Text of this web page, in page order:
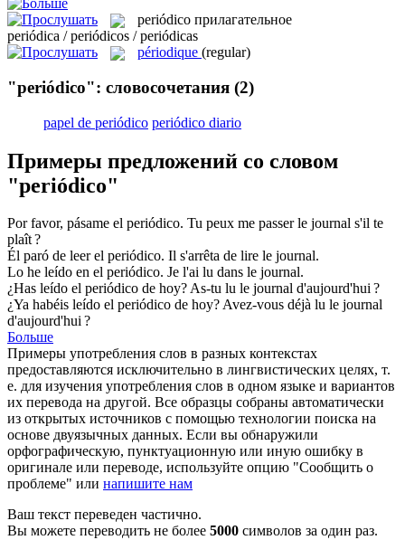
periódico прилагательное
periódica / periódicos / periódicas
périodique (regular)
"periódico": словосочетания (2)
papel de periódico periódico diario
Примеры предложений со словом
"periódico"
Por favor, pásame el periódico. Tu peux me passer le journal s'il te
plaît ?
Él paró de leer el periódico. Il s'arrêta de lire le journal.
Lo he leído en el periódico. Je l'ai lu dans le journal.
¿Has leído el periódico de hoy?As-tu lu le journal d'aujourd'hui ?
¿Ya habéis leído el periódico de hoy?Avez-vous déjà lu le journal
d'aujourd'hui ?
Больше
Примеры употребления слов в разных контекстах
предоставляются исключительно в лингвистических целях, т.
е. для изучения употребления слов в одном языке и вариантов
их перевода на другой. Все образцы собраны автоматически
из открытых источников с помощью технологии поиска на
основе двуязычных данных. Если вы обнаружили
орфографическую, пунктуационную или иную ошибку в
оригинале или переводе, используйте опцию "Сообщить о
проблеме" или напишите нам
Ваш текст переведен частично.
Вы можете переводить не более 5000 символов за один раз.